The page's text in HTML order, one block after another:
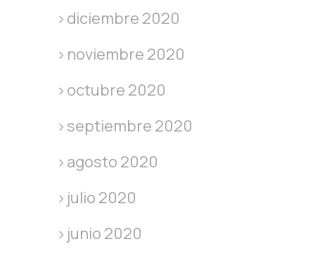
diciembre 2020
noviembre 2020
octubre 2020
septiembre 2020
agosto 2020
julio 2020
junio 2020